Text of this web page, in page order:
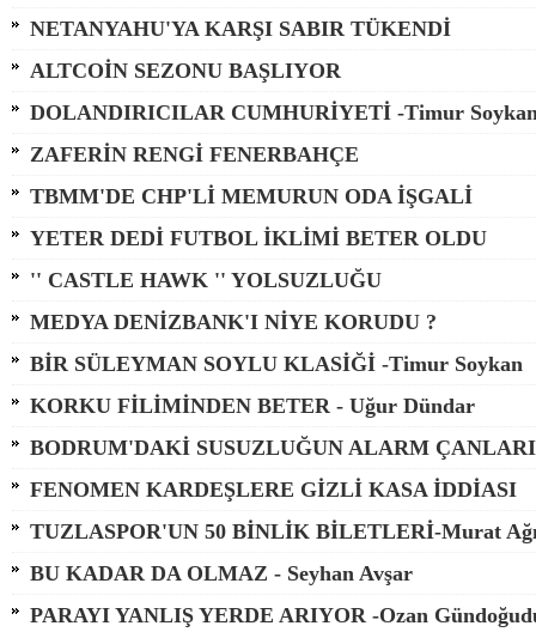
NETANYAHU'YA KARŞI SABIR TÜKENDİ
ALTCOİN SEZONU BAŞLIYOR
DOLANDIRICILAR CUMHURİYETİ -Timur
ZAFERİN RENGİ FENERBAHÇE
TBMM'DE CHP'Lİ MEMURUN ODA İŞGALİ
YETER DEDİ FUTBOL İKLİMİ BETER OLDU
'' CASTLE HAWK '' YOLSUZLUĞU
MEDYA DENİZBANK'I NİYE KORUDU ?
BİR SÜLEYMAN SOYLU KLASİĞİ -Timur Soykan
KORKU FİLİMİNDEN BETER - Uğur Dündar
BODRUM'DAKİ SUSUZLUĞUN ALARM ÇANLARI
FENOMEN KARDEŞLERE GİZLİ KASA İDDİASI
TUZLASPOR'UN 50 BİNLİK BİLETLERİ-Murat
BU KADAR DA OLMAZ - Seyhan Avşar
PARAYI YANLIŞ YERDE ARIYOR -Ozan